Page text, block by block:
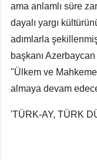
ama anlamlı süre
dayalı yargı
adımlarla
başkanı
"Ülkem ve
almaya devam
'TÜRK-AY, TÜRK